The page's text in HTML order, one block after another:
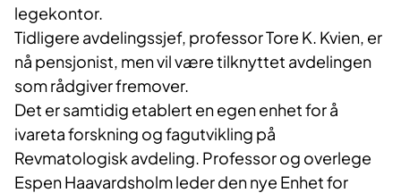
legekontor.
Tidligere avdelingssjef, professor Tore K. Kvien, er
nå pensjonist, men vil være tilknyttet avdelingen
som rådgiver fremover.
Det er samtidig etablert en egen enhet for å
ivareta forskning og fagutvikling på
Revmatologisk avdeling. Professor og overlege
Espen Haavardsholm leder den nye Enhet for